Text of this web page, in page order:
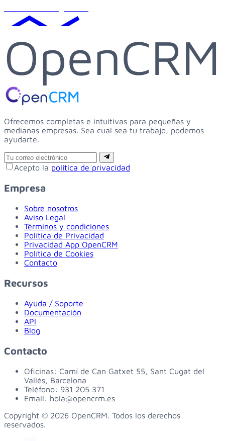
OpenCRM
Ofrecemos completas e intuitivas para pequeñas y
medianas empresas. Sea cual sea tu trabajo, podemos
ayudarte.
Email
Suscribirse
Acepto la política de privacidad
Empresa
Sobre nosotros
Aviso Legal
Términos y condiciones
Política de Privacidad
Privacidad App OpenCRM
Política de Cookies
Contacto
Recursos
Ayuda / Soporte
Documentación
API
Blog
Contacto
Oficinas: Camí de Can Gatxet 55, Sant Cugat del
Vallés, Barcelona
Teléfono: 931 205 371
Email: hola@opencrm.es
Copyright © 2026 OpenCRM. Todos los derechos
reservados.